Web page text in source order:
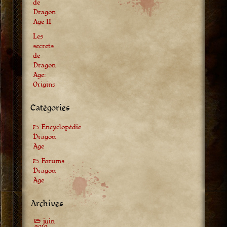
de
Dragon
Age II
Les
secrets
de
Dragon
Age:
Origins
Catégories
Encyclopédie
Dragon
Age
Forums
Dragon
Age
Archives
juin